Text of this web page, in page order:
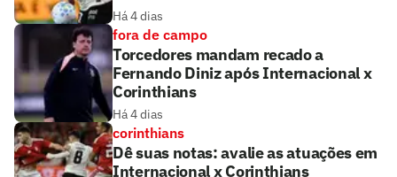
Há 4 dias
fora de campo
Torcedores mandam recado a
Fernando Diniz após Internacional x
Corinthians
Há 4 dias
corinthians
Dê suas notas: avalie as atuações em
Internacional x Corinthians